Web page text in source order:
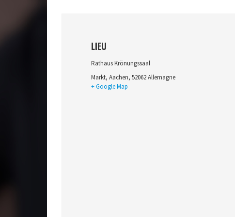
LIEU
Rathaus Krönungssaal
Markt, Aachen, 52062Allemagne
+ Google Map